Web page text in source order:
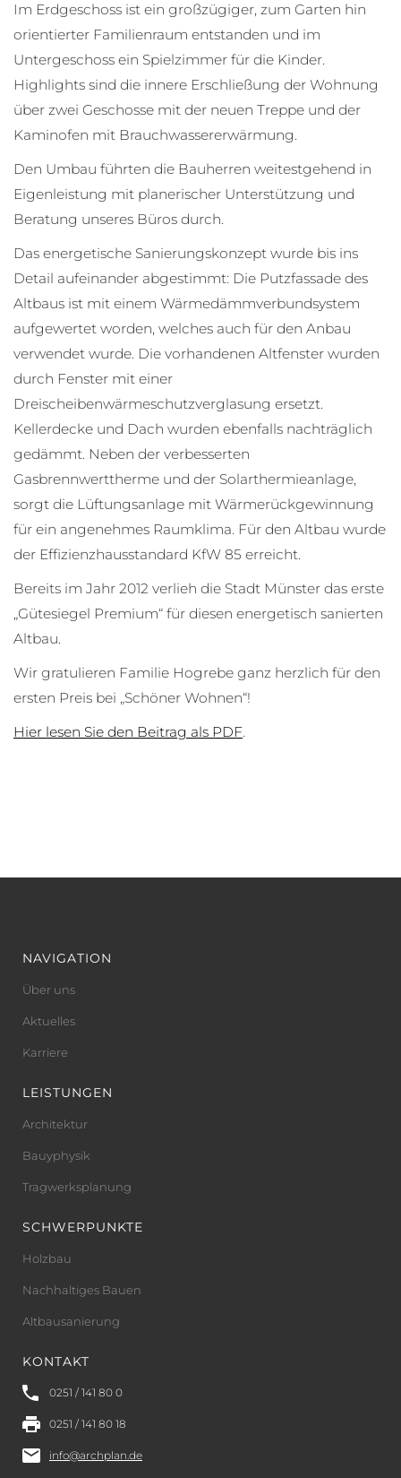
Im Erdgeschoss ist ein großzügiger, zum Garten hin
orientierter Familienraum entstanden und im
Untergeschoss ein Spielzimmer für die Kinder.
Highlights sind die innere Erschließung der Wohnung
über zwei Geschosse mit der neuen Treppe und der
Kaminofen mit Brauchwassererwärmung.
Den Umbau führten die Bauherren weitestgehend in
Eigenleistung mit planerischer Unterstützung und
Beratung unseres Büros durch.
Das energetische Sanierungskonzept wurde bis ins
Detail aufeinander abgestimmt: Die Putzfassade des
Altbaus ist mit einem Wärmedämmverbundsystem
aufgewertet worden, welches auch für den Anbau
verwendet wurde. Die vorhandenen Altfenster wurden
durch Fenster mit einer
Dreischeibenwärmeschutzverglasung ersetzt.
Kellerdecke und Dach wurden ebenfalls nachträglich
gedämmt. Neben der verbesserten
Gasbrennwerttherme und der Solarthermieanlage,
sorgt die Lüftungsanlage mit Wärmerückgewinnung
für ein angenehmes Raumklima. Für den Altbau wurde
der Effizienzhausstandard KfW 85 erreicht.
Bereits im Jahr 2012 verlieh die Stadt Münster das erste
„Gütesiegel Premium“ für diesen energetisch sanierten
Altbau.
Wir gratulieren Familie Hogrebe ganz herzlich für den
ersten Preis bei „Schöner Wohnen“!
Hier lesen Sie den Beitrag als PDF.
NAVIGATION
Über uns
Aktuelles
Karriere
LEISTUNGEN
Architektur
Bauyphysik
Tragwerksplanung
SCHWERPUNKTE
Holzbau
Nachhaltiges Bauen
Altbausanierung
KONTAKT
0251 / 141 80 0
0251 / 141 80 18